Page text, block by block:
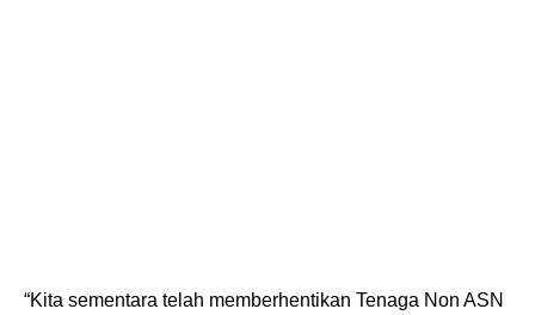
“Kita sementara telah memberhentikan Tenaga Non ASN